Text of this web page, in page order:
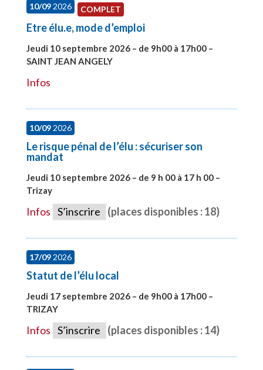
10/092026 COMPLET
Etre élu.e, mode d’emploi
Jeudi 10 septembre 2026 – de 9h00 à 17h00 –
SAINT JEAN ANGELY
Infos
10/092026
Le risque pénal de l’élu : sécuriser son
mandat
Jeudi 10 septembre 2026 – de 9 h 00 à 17 h 00 –
Trizay
Infos S’inscrire (places disponibles : 18)
17/092026
Statut de l’élu local
Jeudi 17 septembre 2026 – de 9h00 à 17h00 –
TRIZAY
Infos S’inscrire (places disponibles : 14)